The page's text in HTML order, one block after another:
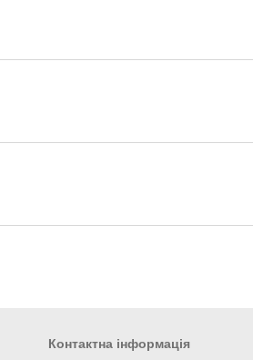
Контактна інформація